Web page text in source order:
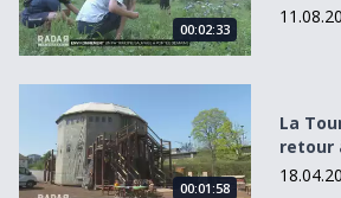
00:02:33
La Tour vagabonde de retour à
00:01:58
La
retour